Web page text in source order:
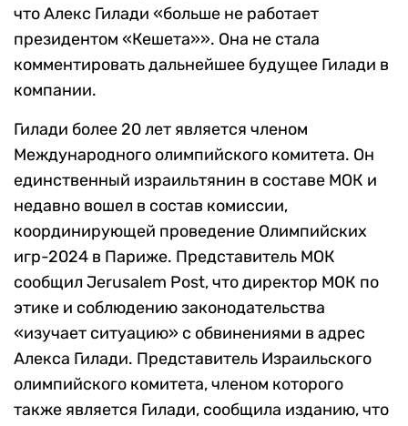
что Алекс Гилади «больше не работает
президентом «Кешета»». Она не стала
комментировать дальнейшее будущее Гилади в
компании.
Гилади более 20 лет является членом
Международного олимпийского комитета. Он
единственный израильтянин в составе МОК и
недавно вошел в состав комиссии,
координирующей проведение Олимпийских
игр-2024 в Париже. Представитель МОК
сообщил Jerusalem Post, что директор МОК по
этике и соблюдению законодательства
«изучает ситуацию» с обвинениями в адрес
Алекса Гилади. Представитель Израильского
олимпийского комитета, членом которого
также является Гилади, сообщила изданию, что